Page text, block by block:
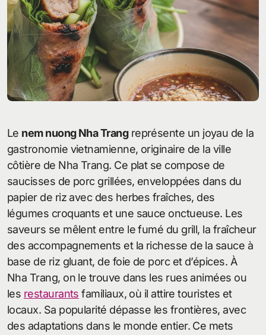
Le nem nuong Nha Trangreprésente un joyau de la
gastronomie vietnamienne, originaire de la ville
côtière de Nha Trang. Ce plat se compose de
saucisses de porc grillées, enveloppées dans du
papier de riz avec des herbes fraîches, des
légumes croquants et une sauce onctueuse. Les
saveurs se mêlent entre le fumé du grill, la fraîcheur
des accompagnements et la richesse de la sauce à
base de riz gluant, de foie de porc et d’épices. À
Nha Trang, on le trouve dans les rues animées ou
les restaurants familiaux, où il attire touristes et
locaux. Sa popularité dépasse les frontières, avec
des adaptations dans le monde entier. Ce mets